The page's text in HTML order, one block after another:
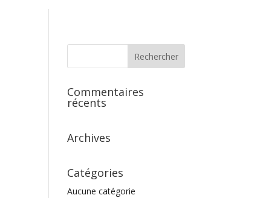
Commentaires
récents
Archives
Catégories
Aucune catégorie